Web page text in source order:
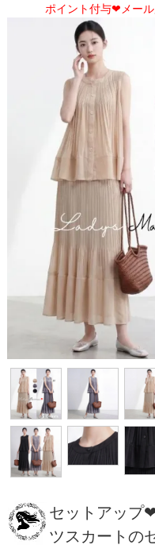
ポイント付与❤メー
セットアップ
ツスカートの